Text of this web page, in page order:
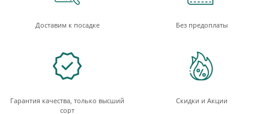
Доставим к посадке Без предоплаты
Гарантия качества, только высший
сорт
Скидки и Акции